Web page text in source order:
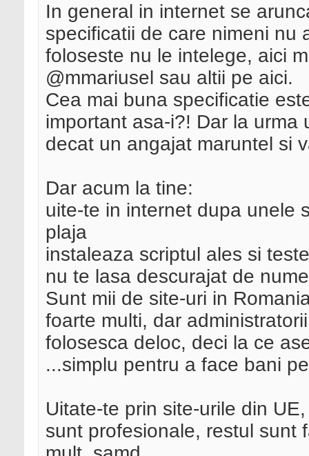
In general in internet se
specificatii de care nimeni nu
foloseste nu le intelege, aici
@mmariusel sau altii pe aici.
Cea mai buna specificatie
important asa-i?! Dar la urma
decat un angajat maruntel si
Dar acum la tine:
uite-te in internet dupa unele
plaja
instaleaza scriptul ales si
nu te lasa descurajat de
Sunt mii de site-uri in
foarte multi, dar
folosesca deloc, deci la ce
...simplu pentru a face bani
Uitate-te prin site-urile din
sunt profesionale, restul sunt